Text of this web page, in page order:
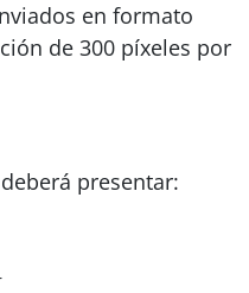
en formato
de 300 píxeles por
presentar: